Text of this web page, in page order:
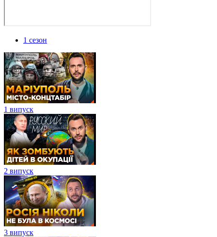
1 сезон
1 випуск
2 випуск
3 випуск